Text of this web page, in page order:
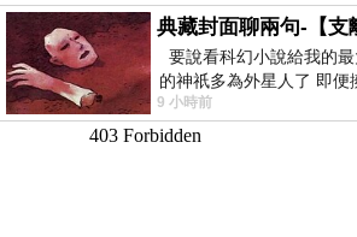
典藏封面聊兩句-【支
要說看科幻小說給我的
的神祇多為外星人了 即
驚世駭俗的神通法門 也未
9 小時前